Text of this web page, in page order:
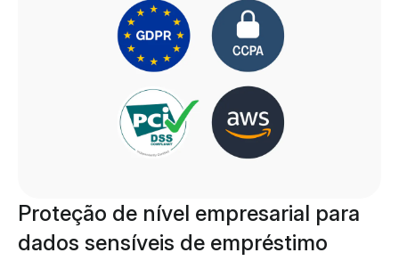
Proteção de nível empresarial para
dados sensíveis de empréstimo